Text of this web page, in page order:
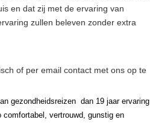
en dat zij met de ervaring van
zullen beleven zonder extra
of per email contact met ons op te
gezondheidsreizen dan 19 jaar ervaring
vertrouwd, gunstig en